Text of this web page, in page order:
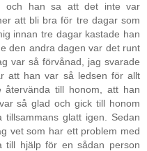
och han sa att det inte var
att bli bra för tre dagar som
innan tre dagar kastade han
den andra dagen var det runt
var så förvånad, jag svarade
att han var så ledsen för allt
till honom, att han
så glad och gick till honom
glatt igen. Sedan
vet som har ett problem med
till hjälp för en sådan person